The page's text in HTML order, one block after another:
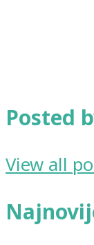
Posted
View all